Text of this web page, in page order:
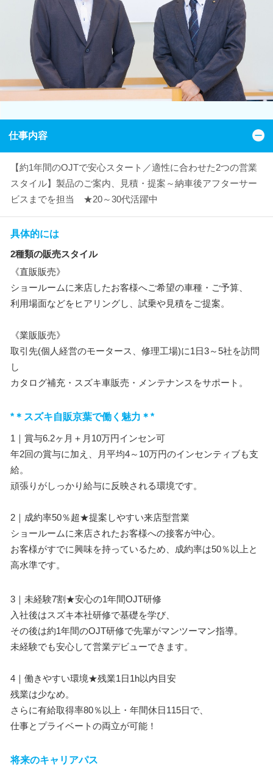
仕事内容
【約1年間のOJTで安心スタート／適性に合わせた2つの営業
スタイル】製品のご案内、見積・提案～納車後アフターサー
ビスまでを担当 ★20～30代活躍中
具体的には
2種類の販売スタイル
《直販販売》
ショールームに来店したお客様へご希望の車種・ご予算、
利用場面などをヒアリングし、試乗や見積をご提案。
《業販販売》
取引先(個人経営のモータース、修理工場)に1日3～5社を訪問
し
カタログ補充・スズキ車販売・メンテナンスをサポート。
*＊スズキ自販京葉で働く魅力＊*
1｜賞与6.2ヶ月＋月10万円インセン可
年2回の賞与に加え、月平均4～10万円のインセンティブも支
給。
頑張りがしっかり給与に反映される環境です。
2｜成約率50％超★提案しやすい来店型営業
ショールームに来店されたお客様への接客が中心。
お客様がすでに興味を持っているため、成約率は50％以上と
高水準です。
3｜未経験7割★安心の1年間OJT研修
入社後はスズキ本社研修で基礎を学び、
その後は約1年間のOJT研修で先輩がマンツーマン指導。
未経験でも安心して営業デビューできます。
4｜働きやすい環境★残業1日1h以内目安
残業は少なめ。
さらに有給取得率80％以上・年間休日115日で、
仕事とプライベートの両立が可能！
将来のキャリアパス